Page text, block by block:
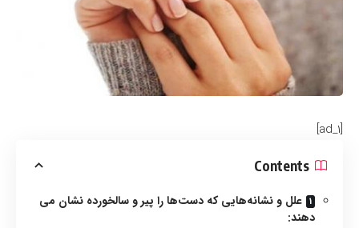
[ad_1]
Contents
علل و نشانه‌هایی که دست‌ها را پیر و سالخورده نشان می
دهند: